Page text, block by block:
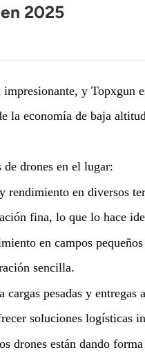
2025
y Topxgun
la economía de baja
drones en el lugar:
en diversos
fina, lo que lo hace
en campos
sencilla.
cargas pesadas y
soluciones logísticas
drones están dando